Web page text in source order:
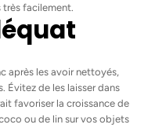
facilement.
après les avoir nettoyés,
Évitez de les laisser dans
favoriser la croissance de
ou de lin sur vos objets